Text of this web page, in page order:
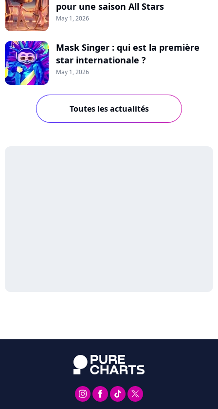
pour une saison All Stars
May 1, 2026
Mask Singer : qui est la première
star internationale ?
May 1, 2026
Toutes les actualités